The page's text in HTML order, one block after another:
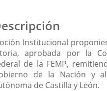
Institucional
aprobada por la
de la FEMP,
de la Nación y
de Castilla y León.